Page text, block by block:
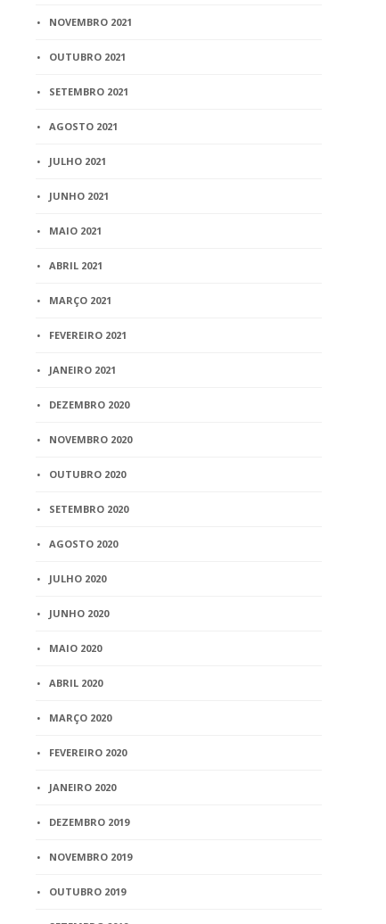
NOVEMBRO 2021
OUTUBRO 2021
SETEMBRO 2021
AGOSTO 2021
JULHO 2021
JUNHO 2021
MAIO 2021
ABRIL 2021
MARÇO 2021
FEVEREIRO 2021
JANEIRO 2021
DEZEMBRO 2020
NOVEMBRO 2020
OUTUBRO 2020
SETEMBRO 2020
AGOSTO 2020
JULHO 2020
JUNHO 2020
MAIO 2020
ABRIL 2020
MARÇO 2020
FEVEREIRO 2020
JANEIRO 2020
DEZEMBRO 2019
NOVEMBRO 2019
OUTUBRO 2019